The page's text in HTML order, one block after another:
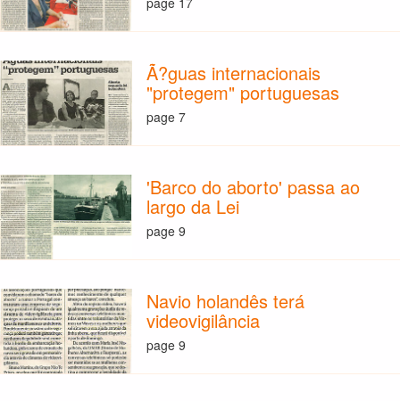
Ã?guas internacionais
"protegem" portuguesas
page 7
'Barco do aborto' passa ao
largo da Lei
page 9
Navio holandês terá
videovigilância
page 9